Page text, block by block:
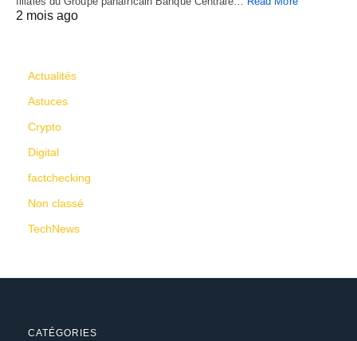
2 mois ago
Actualités
Astuces
Crypto
Digital
factchecking
Non classé
TechNews
CATÉGORIES